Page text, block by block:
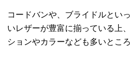
コードバンや、ブライドルとい
いレザーが豊富に揃っている上
ションやカラーなども多いとこ